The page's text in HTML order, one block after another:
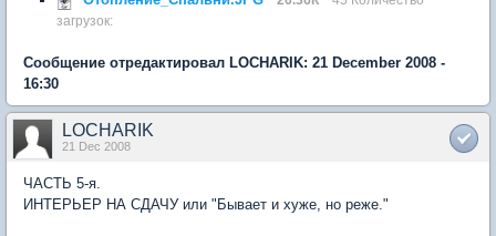
загрузок:
Сообщение отредактировал LOCHARIK: 21 December 2008 -
16:30
LOCHARIK
21 Dec 2008
ЧАСТЬ 5-я.
ИНТЕРЬЕР НА СДАЧУ или "Бывает и хуже, но реже."